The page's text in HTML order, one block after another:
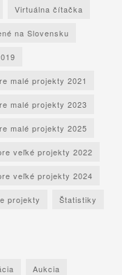
Virtuálna čítačka
na Slovensku
malé projekty 2021
malé projekty 2023
malé projekty 2025
veľké projekty 2022
veľké projekty 2024
projekty Štatistiky
Aukcia